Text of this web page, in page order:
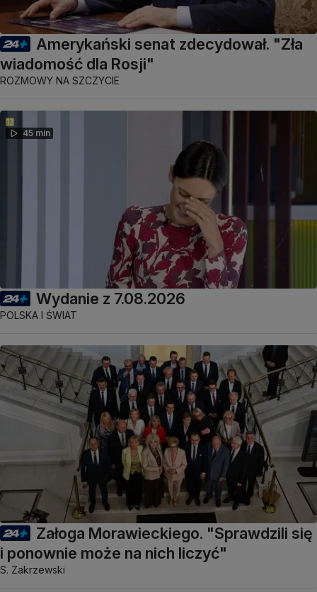
Amerykański senat zdecydował. "Zła
wiadomość dla Rosji"
ROZMOWY NA SZCZYCIE
45 min
Wydanie z 7.08.2026
POLSKA I ŚWIAT
Załoga Morawieckiego. "Sprawdzili się
i ponownie może na nich liczyć"
S. Zakrzewski